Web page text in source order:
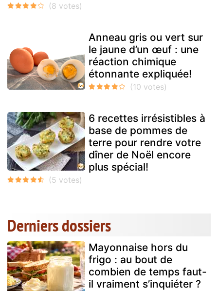
Anneau gris ou vert sur
le jaune d’un œuf : une
réaction chimique
étonnante expliquée!
6 recettes irrésistibles à
base de pommes de
terre pour rendre votre
dîner de Noël encore
plus spécial!
Derniers dossiers
Mayonnaise hors du
frigo : au bout de
combien de temps faut-
il vraiment s’inquiéter ?